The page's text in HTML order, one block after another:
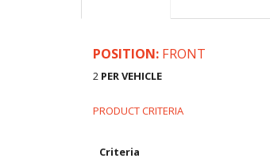
POSITION: FRONT
2 PER VEHICLE
PRODUCT CRITERIA
Criteria